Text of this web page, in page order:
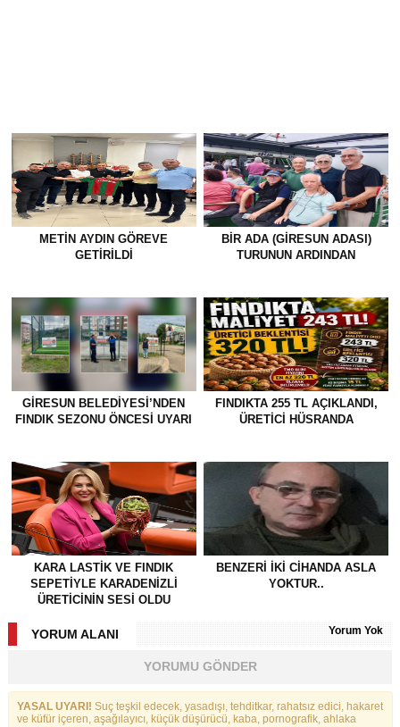
METİN AYDIN GÖREVE
GETİRİLDİ
BİR ADA (GİRESUN ADASI)
TURUNUN ARDINDAN
GİRESUN BELEDİYESİ’NDEN
FINDIK SEZONU ÖNCESİ UYARI
FINDIKTA 255 TL AÇIKLANDI,
ÜRETİCİ HÜSRANDA
KARA LASTİK VE FINDIK
SEPETİYLE KARADENİZLİ
ÜRETİCİNİN SESİ OLDU
BENZERI IKI CIHANDA ASLA
YOKTUR..
YORUM ALANI Yorum Yok
YORUMU GÖNDER
YASAL UYARI! Suç teşkil edecek, yasadışı, tehditkar, rahatsız edici, hakaret
ve küfür içeren, aşağılayıcı, küçük düşürücü, kaba, pornografik, ahlaka